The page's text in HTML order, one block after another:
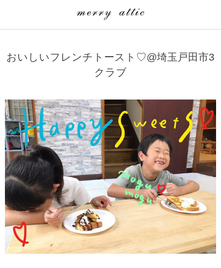
おいしいフレンチトースト♡@埼玉戸田市3
クラブ
埼玉県
merry attic ミュージッククラス